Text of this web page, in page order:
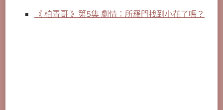
《 柏青哥 》第5集 劇情：所羅門找到小花了嗎？